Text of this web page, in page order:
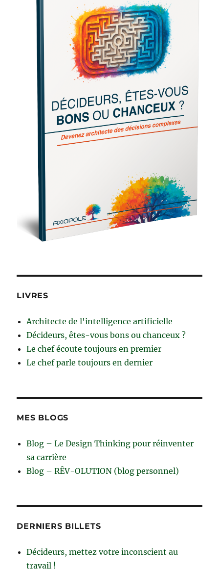
LIVRES
Architecte de l'intelligence artificielle
Décideurs, êtes-vous bons ou chanceux ?
Le chef écoute toujours en premier
Le chef parle toujours en dernier
MES BLOGS
Blog – Le Design Thinking pour réinventer
sa carrière
Blog – RÊV-OLUTION (blog personnel)
DERNIERS BILLETS
Décideurs, mettez votre inconscient au
travail !